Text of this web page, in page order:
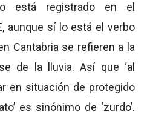
está registrado en el
aunque sí lo está el verbo
Cantabria se refieren a la
de la lluvia. Así que ‘al
en situación de protegido
es sinónimo de ‘zurdo’.